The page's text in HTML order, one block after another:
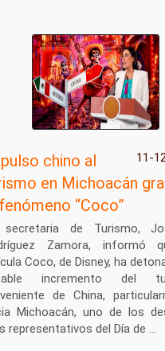
11-
chino al
en Michoacán
“Coco”
de Turismo,
Zamora, informó
Coco, de Disney, ha
incremento del
de China,
Michoacán, uno de los
representativos del Día de ...